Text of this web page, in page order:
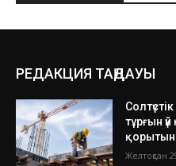
РЕДАКЦИЯ ТАҢДАУЫ
тұрғын
Желтоқсан